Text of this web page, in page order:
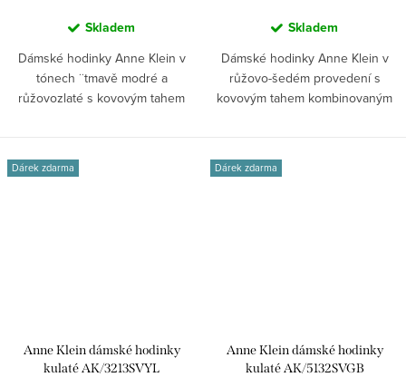
Skladem
Dámské hodinky Anne Klein v
tónech ¨tmavě modré a
růžovozlaté s kovovým tahem
Skladem
Dámské hodinky Anne Klein v
růžovo-šedém provedení s
kovovým tahem kombinovaným
Dárek zdarma
Anne Klein dámské hodinky
kulaté AK/3213SVYL
Dárek zdarma
Anne Klein dámské hodinky
kulaté AK/5132SVGB